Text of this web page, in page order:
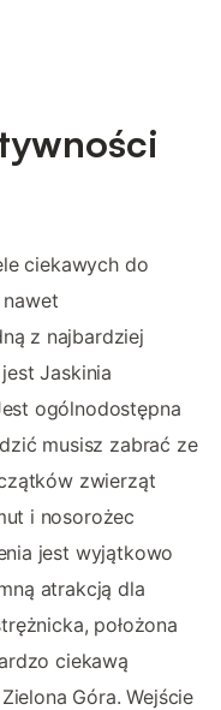
ciekawych do
z najbardziej
Jaskinia
ogólnodostępna
musisz zabrać ze
zwierząt
i nosorożec
jest wyjątkowo
atrakcją dla
położona
ciekawą
Góra. Wejście